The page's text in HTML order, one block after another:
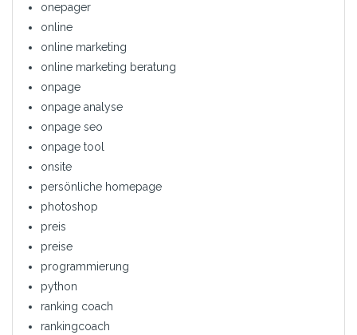
onepager
online
online marketing
online marketing beratung
onpage
onpage analyse
onpage seo
onpage tool
onsite
persönliche homepage
photoshop
preis
preise
programmierung
python
ranking coach
rankingcoach